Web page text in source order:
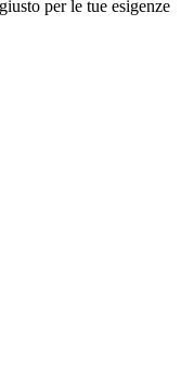
per le tue esigenze